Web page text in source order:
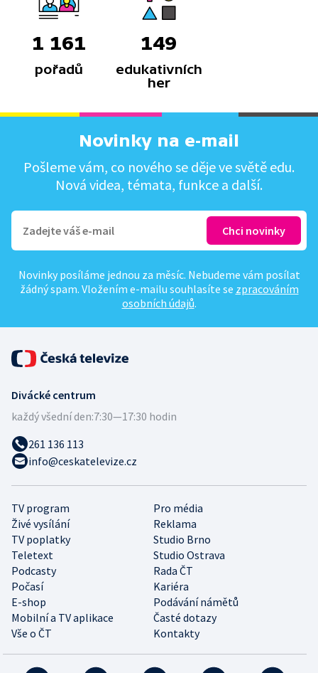
1 161
pořadů
149
edukativních
her
Novinky na e-mail
Pošleme vám, co nového se děje ve světě edu.
Nová videa, témata, funkce a další.
Novinky posíláme jednou za měsíc. Nebudeme vám posílat
žádný spam. Vložením e-mailu souhlasíte se zpracováním
osobních údajů.